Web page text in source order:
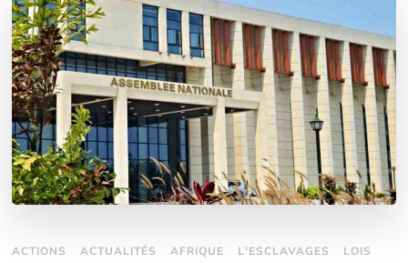
ACTIONS ACTUALITÉS AFRIQUE L'ESCLAVAGES
LOIS